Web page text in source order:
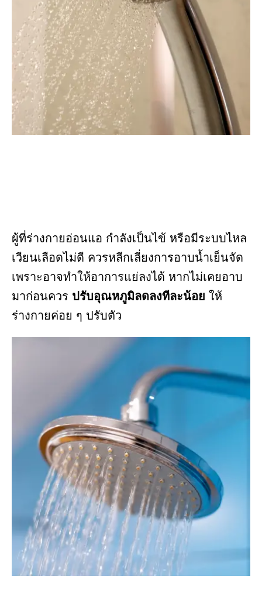
ผู้ที่ร่างกายอ่อนแอ กำลังเป็นไข้ หรือมีระบบไหล
เวียนเลือดไม่ดี ควรหลีกเลี่ยงการอาบน้ำเย็นจัด
เพราะอาจทำให้อาการแย่ลงได้ หากไม่เคยอาบ
มาก่อนควร ปรับอุณหภูมิลดลงทีละน้อย ให้
ร่างกายค่อย ๆ ปรับตัว